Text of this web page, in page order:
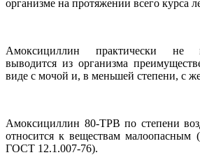
организме на протяжении всего курса
Амоксициллин практически не
выводится из организма
виде с мочой и, в меньшей степени, с
Амоксициллин 80-ТРВ по степени
относится к веществам малоопасным
ГОСТ 12.1.007-76).